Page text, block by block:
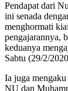
Pendapat dari
ini senada
menghormati
pengajarannya,
keduanya
Sabtu (29/2/
Ia juga
NU dan